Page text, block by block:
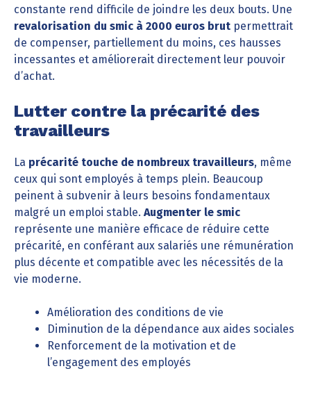
constante rend difficile de joindre les deux bouts. Une
revalorisation du smic à 2000 euros brut permettrait
de compenser, partiellement du moins, ces hausses
incessantes et améliorerait directement leur pouvoir
d’achat.
Lutter contre la précarité des
travailleurs
La précarité touche de nombreux travailleurs, même
ceux qui sont employés à temps plein. Beaucoup
peinent à subvenir à leurs besoins fondamentaux
malgré un emploi stable. Augmenter le smic
représente une manière efficace de réduire cette
précarité, en conférant aux salariés une rémunération
plus décente et compatible avec les nécessités de la
vie moderne.
Amélioration des conditions de vie
Diminution de la dépendance aux aides sociales
Renforcement de la motivation et de
l’engagement des employés